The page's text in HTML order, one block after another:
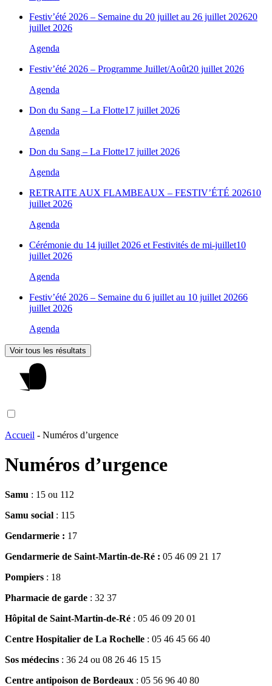
Festiv’été 2026 – Semaine du 20 juillet au 26 juillet 202620
juillet 2026
Agenda
Festiv’été 2026 – Programme Juillet/Août20 juillet 2026
Agenda
Don du Sang – La Flotte17 juillet 2026
Agenda
Don du Sang – La Flotte17 juillet 2026
Agenda
RETRAITE AUX FLAMBEAUX – FESTIV’ÉTÉ 202610
juillet 2026
Agenda
Cérémonie du 14 juillet 2026 et Festivités de mi-juillet10
juillet 2026
Agenda
Festiv’été 2026 – Semaine du 6 juillet au 10 juillet 20266
juillet 2026
Agenda
Voir tous les résultats
Accueil - Numéros d’urgence
Numéros d’urgence
Samu : 15 ou 112
Samu social : 115
Gendarmerie : 17
Gendarmerie de Saint-Martin-de-Ré : 05 46 09 21 17
Pompiers : 18
Pharmacie de garde : 32 37
Hôpital de Saint-Martin-de-Ré : 05 46 09 20 01
Centre Hospitalier de La Rochelle : 05 46 45 66 40
Sos médecins : 36 24 ou 08 26 46 15 15
Centre antipoison de Bordeaux : 05 56 96 40 80